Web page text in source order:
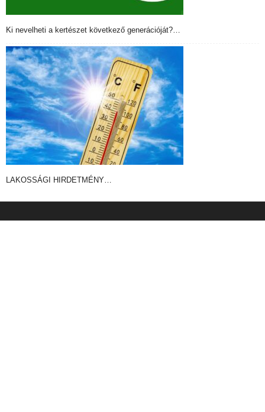
Ki nevelheti a kertészet következő generációját?…
LAKOSSÁGI HIRDETMÉNY…